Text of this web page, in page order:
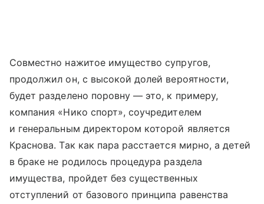
Совместно нажитое имущество супругов,
продолжил он, с высокой долей вероятности,
будет разделено поровну — это, к примеру,
компания «Нико спорт», соучредителем
и генеральным директором которой является
Краснова. Так как пара расстается мирно, а детей
в браке не родилось процедура раздела
имущества, пройдет без существенных
отступлений от базового принципа равенства